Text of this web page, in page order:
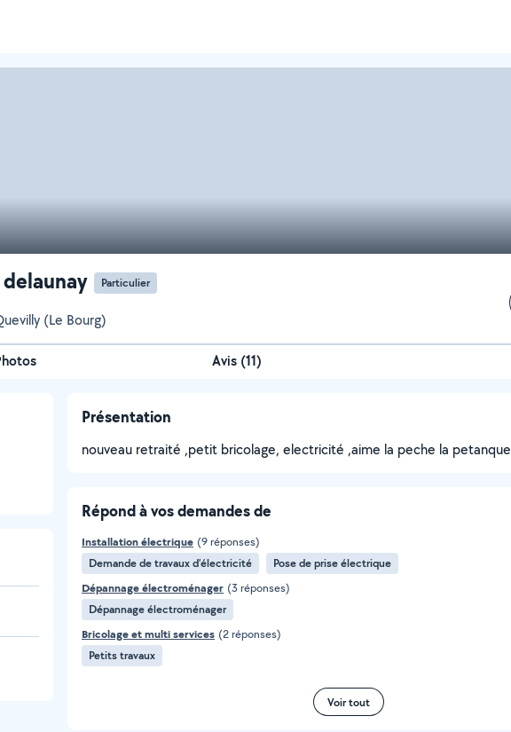
Particulier
(Le Bourg)
Avis (11)
Présentation
nouveau retraité ,petit bricolage, electricité ,aime la peche la petanque
Répond à vos demandes de
Installation électrique (9 réponses)
Demande de travaux d’électricité
Pose de prise électrique
Dépannage électroménager (3 réponses)
Dépannage électroménager
Bricolage et multi services (2 réponses)
Petits travaux
Voir tout